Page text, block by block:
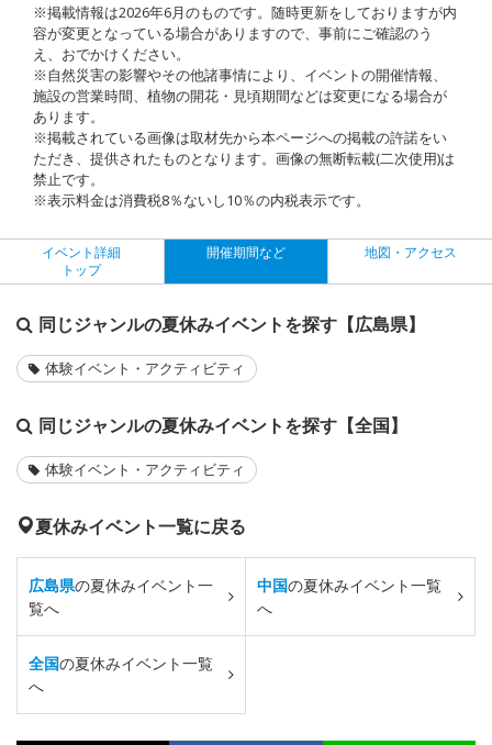
※掲載情報は2026年6月のものです。随時更新をしておりますが内
容が変更となっている場合がありますので、事前にご確認のう
え、おでかけください。
※自然災害の影響やその他諸事情により、イベントの開催情報、
施設の営業時間、植物の開花・見頃期間などは変更になる場合が
あります。
※掲載されている画像は取材先から本ページへの掲載の許諾をい
ただき、提供されたものとなります。画像の無断転載(二次使用)は
禁止です。
※表示料金は消費税8％ないし10％の内税表示です。
イベント詳細
トップ
開催期間など 地図・アクセス
同じジャンルの夏休みイベントを探す【広島県】
体験イベント・アクティビティ
同じジャンルの夏休みイベントを探す【全国】
体験イベント・アクティビティ
夏休みイベント一覧に戻る
広島県の夏休みイベント一
覧へ
中国の夏休みイベント一覧
へ
全国の夏休みイベント一覧
へ